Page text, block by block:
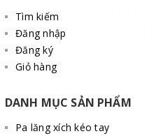
Tìm kiếm
Đăng nhập
Đăng ký
Giỏ hàng
DANH MỤC SẢN PHẨM
Pa lăng xích kéo tay